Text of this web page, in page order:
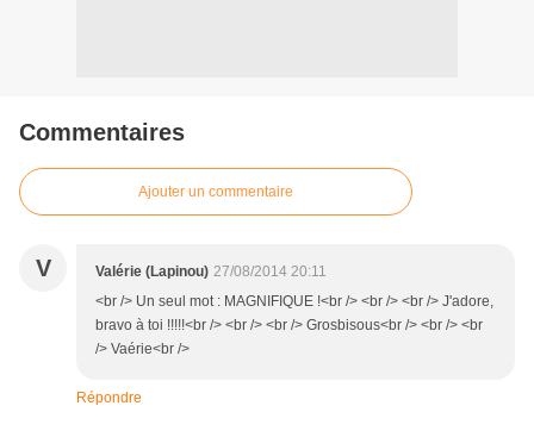
Commentaires
Ajouter un commentaire
V Valérie (Lapinou) 27/08/2014 20:11
<br /> Un seul mot : MAGNIFIQUE !<br /> <br /> <br /> J'adore,
bravo à toi !!!!!<br /> <br /> <br /> Grosbisous<br /> <br /> <br
/> Vaérie<br />
Répondre